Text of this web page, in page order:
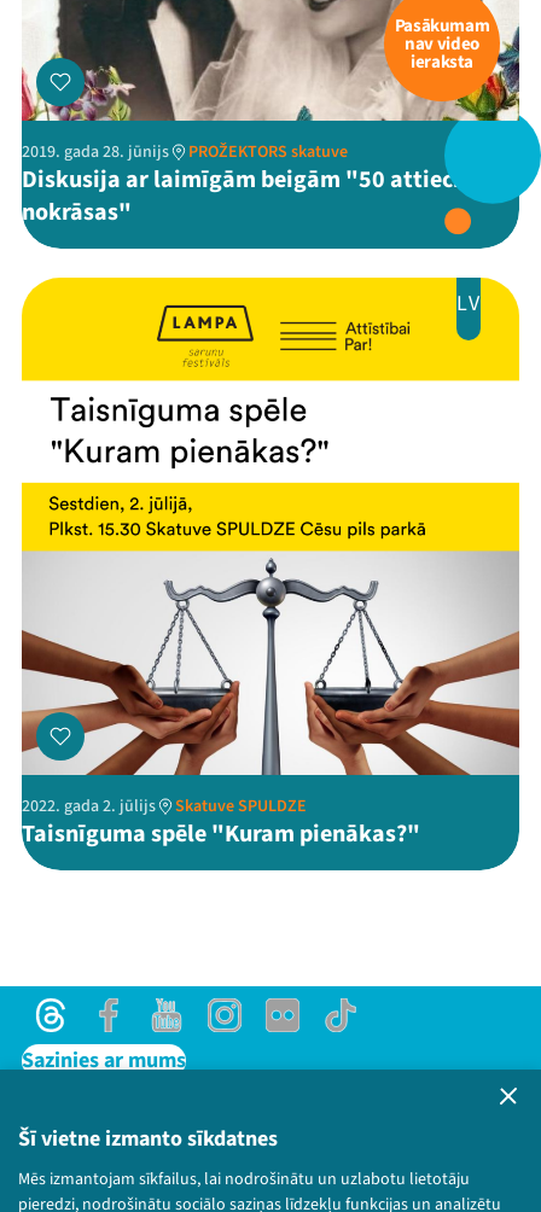
Šī vietne izmanto sīkdatnes
Mēs izmantojam sīkfailus, lai nodrošinātu un uzlabotu lietotāju
pieredzi, nodrošinātu sociālo saziņas līdzekļu funkcijas un analizētu
Viņi bija LAMPĀ 2026
Jaunumi
Ziedo
Veikals
Kontakti
ThreadsFacebookYoutube
X Instagram
Flick
Pasākumam
nav video
ieraksta
2019. gada 28. jūnijs PROŽEKTORS skatuve
Diskusija ar laimīgām beigām "50 attiecību
nokrāsas"
LV
2022. gada 2. jūlijs Skatuve SPULDZE
Taisnīguma spēle "Kuram pienākas?"
ThreadsFacebookYoutubeInstagram
Flick TikTok
Sazinies ar mums
Lietošanas noteikumi un sīkdatņu politika
Bērnu aizsardzības politika
© 2026 Sarunu festivāls LAMPA Visas tiesības